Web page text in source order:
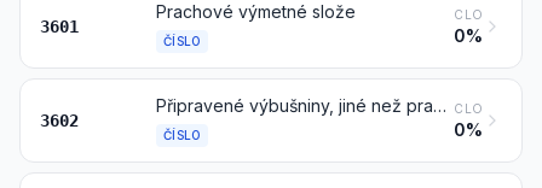
3601
Prachové výmetné slože
ČÍSLO
CLO
0%
3602
Připravené výbušniny, jiné než prachové výmetné slože
ČÍSLO
CLO
0%